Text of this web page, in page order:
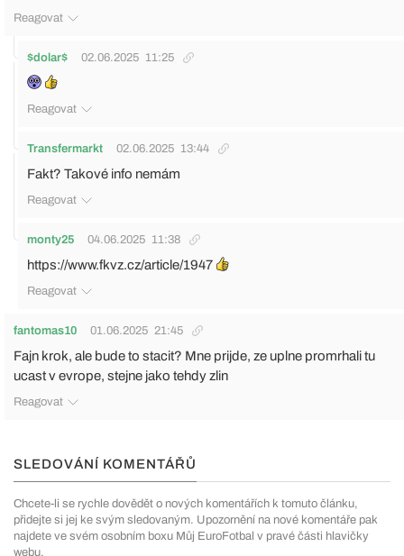
Reagovat
$dolar$ 02.06.2025 11:25
Reagovat
Transfermarkt 02.06.2025 13:44
Fakt? Takové info nemám
Reagovat
monty25 04.06.2025 11:38
https://www.fkvz.cz/article/1947
Reagovat
fantomas10 01.06.2025 21:45
Fajn krok, ale bude to stacit? Mne prijde, ze uplne promrhali tu
ucast v evrope, stejne jako tehdy zlin
Reagovat
SLEDOVÁNÍ KOMENTÁŘŮ
Chcete-li se rychle dovědět o nových komentářích k tomuto článku,
přidejte si jej ke svým sledovaným. Upozornění na nové komentáře pak
najdete ve svém osobním boxu Můj EuroFotbal v pravé části hlavičky
webu.